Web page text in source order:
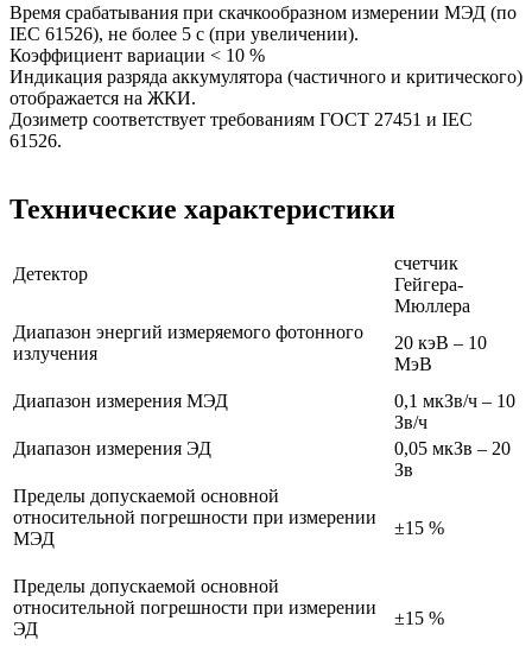
Время срабатывания при скачкообразном измерении МЭД (по
IEC 61526), не более 5 с (при увеличении).
Коэффициент вариации < 10 %
Индикация разряда аккумулятора (частичного и критического)
отображается на ЖКИ.
Дозиметр соответствует требованиям ГОСТ 27451 и IEC
61526.
Технические характеристики
Детектор
счетчик
Гейгера-
Мюллера
Диапазон энергий измеряемого фотонного
излучения
20 кэВ – 10
МэВ
Диапазон измерения МЭД
0,1 мкЗв/ч – 10
Зв/ч
Диапазон измерения ЭД
0,05 мкЗв – 20
Зв
Пределы допускаемой основной
относительной погрешности при измерении
МЭД
±15 %
Пределы допускаемой основной
относительной погрешности при измерении
ЭД
±15 %